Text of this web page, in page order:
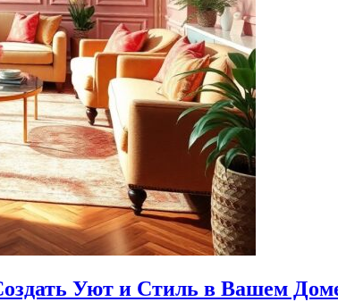
Уют и Стиль в Вашем